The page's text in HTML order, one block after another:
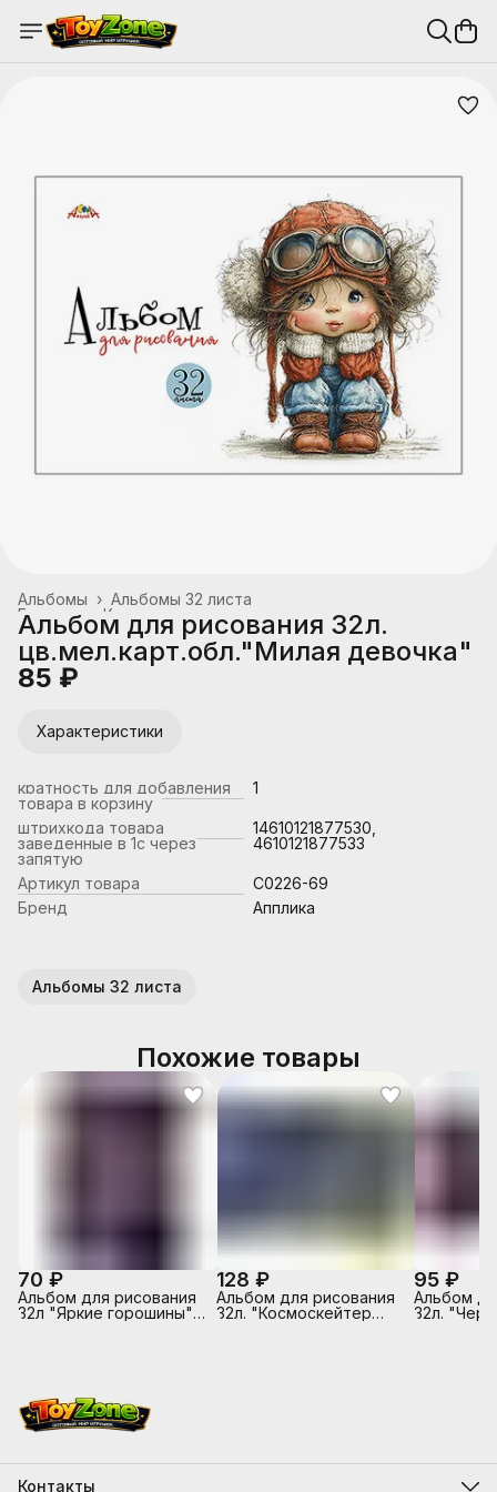
Альбомы 32 листа
Альбомы ›
Канцтовары, школьные принадлежности
Главная
Альбом для рисования 32л.
цв.мел.карт.обл."Милая девочка"
85 ₽
Характеристики
кратность для добавления
товара в корзину
1
штрихкода товара
заведенные в 1с через
запятую
14610121877530,
4610121877533
Артикул товара
С0226-69
Бренд
Апплика
Альбомы 32 листа
Похожие товары
70 ₽
Альбом для рисования
32л "Яркие горошины"
128 ₽
Альбом для рисования
32л. "Космоскейтер
95 ₽
Альбом
32л.
Контакты